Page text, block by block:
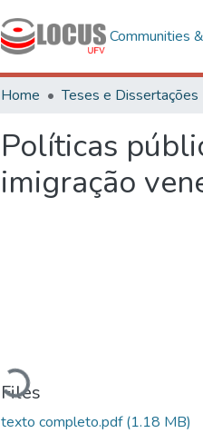
Communities
Home Teses e Dissertações
Políticas
imigração
Loading...
Files
texto completo.pdf(1.18 MB)